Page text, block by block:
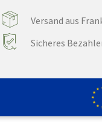
Versand aus
Sicheres